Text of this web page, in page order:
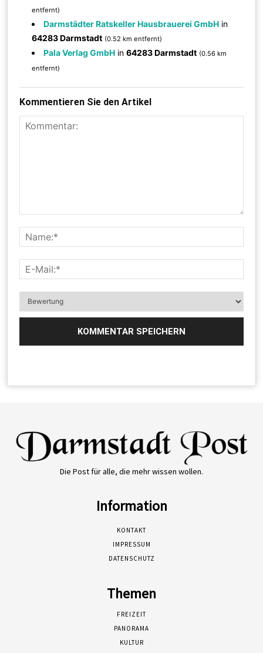
entfernt)
Darmstädter Ratskeller Hausbrauerei GmbH in
64283 Darmstadt (0.52 km entfernt)
Pala Verlag GmbH in64283 Darmstadt (0.56 km
entfernt)
Kommentieren Sie den Artikel
Die Post für alle, die mehr wissen wollen.
Information
KONTAKT
IMPRESSUM
DATENSCHUTZ
Themen
FREIZEIT
PANORAMA
KULTUR